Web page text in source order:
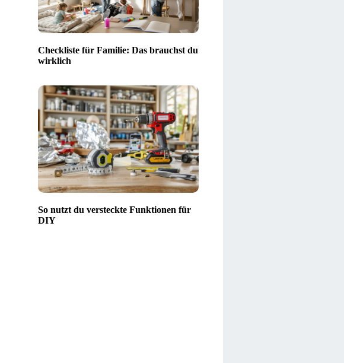
Checkliste für Familie: Das brauchst du
wirklich
So nutzt du versteckte Funktionen für
DIY